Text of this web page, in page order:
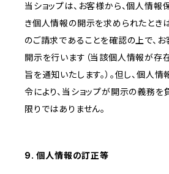
当ショップは、お客様から、個人情
き個人情報の開示を求められたとき
のご請求であることを確認の上で、お
開示を行います（当該個人情報が存
旨を通知いたします。）。但し、個人
令により、当ショップが開示の義務を
限りではありません。
9. 個人情報の訂正等